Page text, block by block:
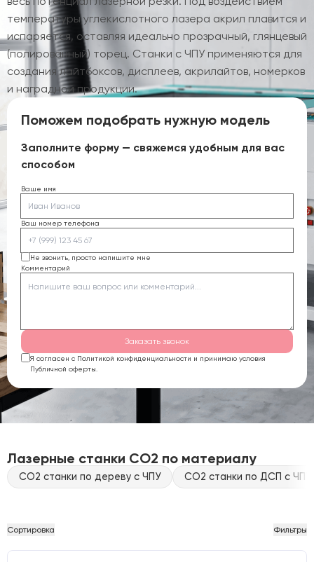
температуры углекислотного лазера акрил плавится и
испаряется, оставляя идеально прозрачный, глянцевый
(полированный) торец. Станки с ЧПУ применяются для
создания лайтбоксов, дисплеев, акрилайтов, номерков
и наградной продукции.
Поможем подобрать нужную модель
Заполните форму — свяжемся удобным для вас
способом
Ваше имя
Ваш номер телефона
Не звонить, просто напишите мне
Комментарий
Заказать звонок
Я согласен с Политикой конфиденциальности и принимаю условия
Публичной оферты.
Лазерные станки CO2 по материалу
CO2 станки по дереву с ЧПУ CO2 станки по ДСП с ЧПУ
Сортировка Фильтры